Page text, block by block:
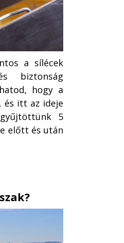
a sílécek
biztonság
hogy a
és itt az ideje
5
előtt és után